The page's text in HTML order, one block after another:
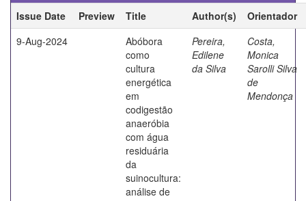
Issue Date
Preview Title Author(s)
Orientador
9-Aug-2024
Abóbora
como
cultura
energética
em
codigestão
anaeróbia
com água
residuária
da
suinocultura:
análise de
Pereira,
Edilene
da Silva
Costa,
Monica
Sarolli Silva
de
Mendonça